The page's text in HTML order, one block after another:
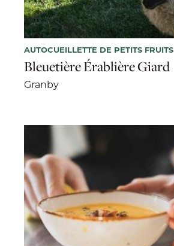
AUTOCUEILLETTE DE PETITS FRUITS
Bleuetière Érablière Giard
Granby